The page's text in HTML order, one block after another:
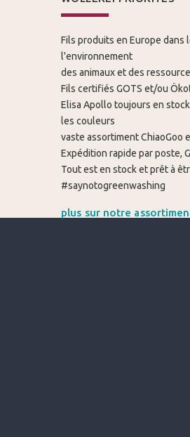
Fils produits en Europe dans
l'environnement
des animaux et des
Fils certifiés GOTS et/ou
Elisa Apollo toujours en
les couleurs
vaste assortiment ChiaoGoo
Expédition rapide par poste,
Tout est en stock et prêt à
#saynotogreenwashing
plus sur notre